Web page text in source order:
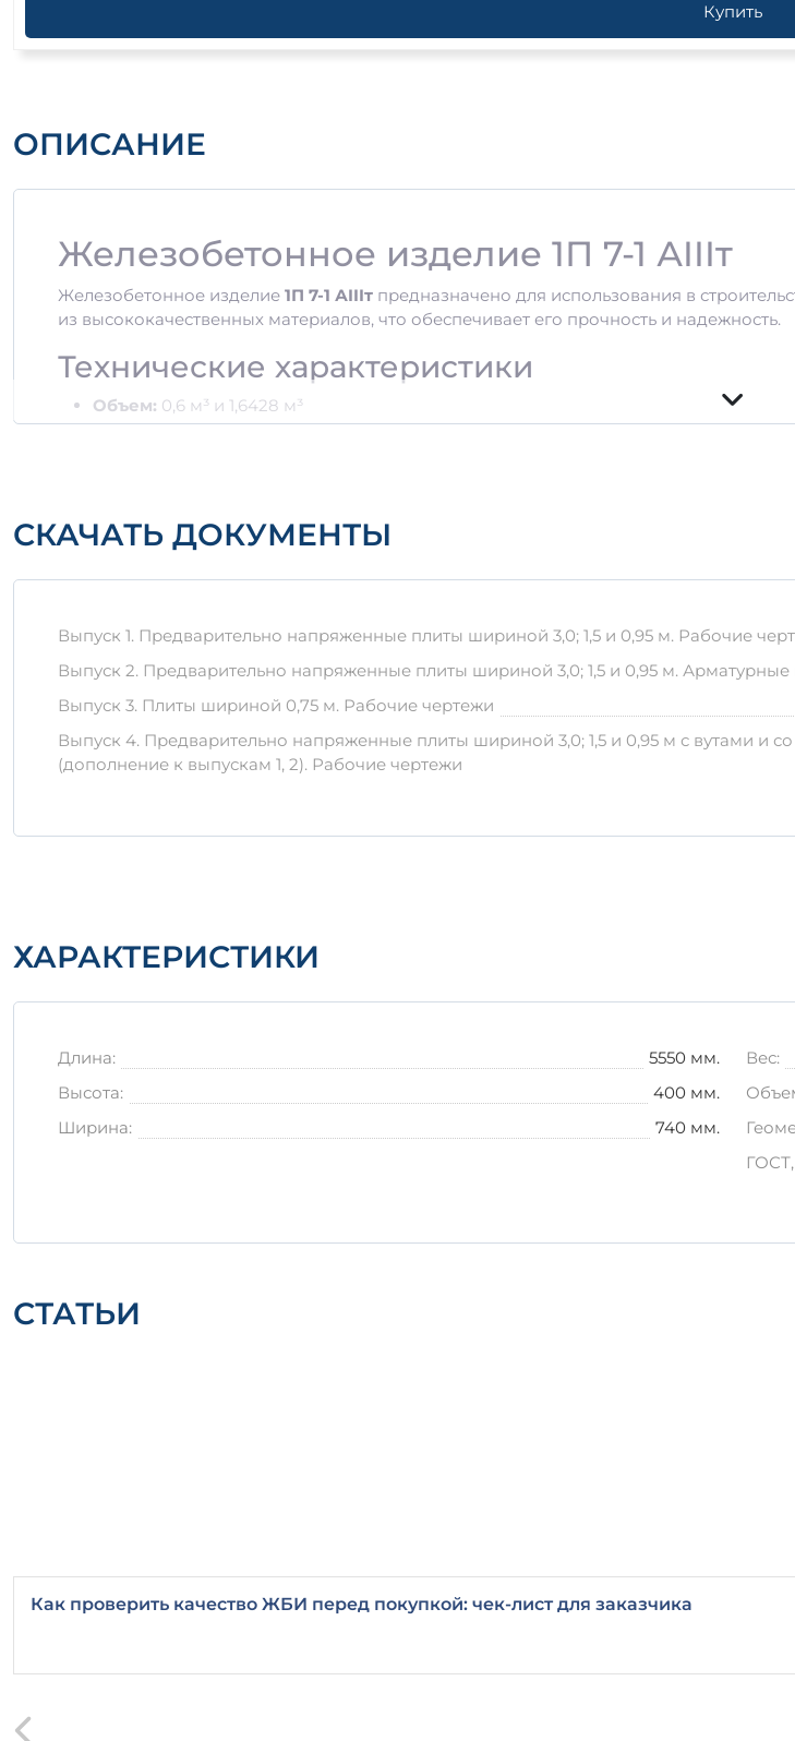
Купить
ОПИСАНИЕ
Железобетонное изделие 1П 7-1 АIIIт
Железобетонное изделие 1П 7-1 АIIIт предназначено для использования в
из высококачественных материалов, что обеспечивает его прочность и надежность.
Технические характеристики
Объем: 0,6 м³ и 1,6428 м³
Класс прочности:АIIIт
Устойчивость к воздействию внешней среды.
Обеспечение высокой несущей способности.
Правила хранения и транспортировки
Важно: Для сохранности изделия 1П 7-1 АIIIт, необходимо соблюдать правила
Изоляция от воздействия влаги и прямых солнечных лучей.
Хранение на ровной, прочной поверхности для предотвращения деформаций.
При транспортировке рекомендуется использовать специализированный
Заключение
СКАЧАТЬ ДОКУМЕНТЫ
Выпуск 1. Предварительно напряженные плиты шириной 3,0; 1,5 и 0,95 м. Рабочие
Выпуск 2. Предварительно напряженные плиты шириной 3,0; 1,5 и 0,95 м.
Выпуск 3. Плиты шириной 0,75 м. Рабочие чертежи
Выпуск 4. Предварительно напряженные плиты шириной 3,0; 1,5 и 0,95 м с вутами и
(дополнение к выпускам 1, 2). Рабочие чертежи
ХАРАКТЕРИСТИКИ
Длина:
5550 мм.
Высота:
400 мм.
Ширина:
740 мм.
Вес:
СТАТЬИ
Как проверить качество ЖБИ перед покупкой: чек-лист для заказчика